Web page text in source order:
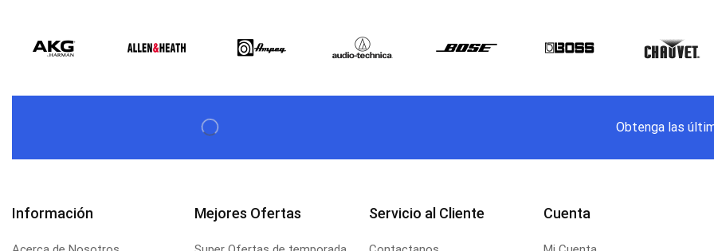
Obtenga las
Información Mejores Ofertas Servicio al Cliente Cuenta